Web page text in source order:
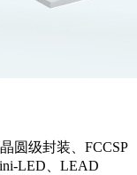
圆级封装、FCCSP
LED、LEAD